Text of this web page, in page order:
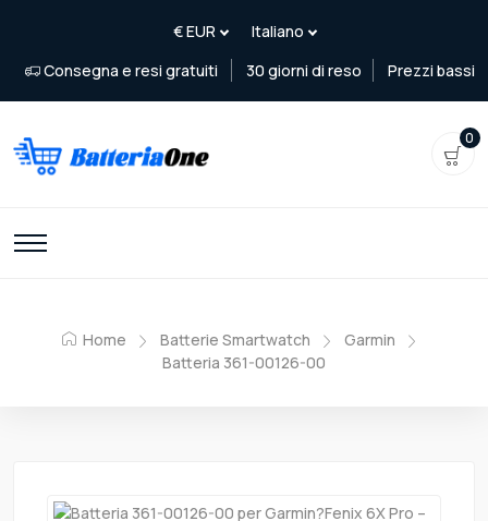
Consegna e resi gratuiti 30 giorni di reso Prezzi bassi
0
Home Batterie Smartwatch
Garmin
Batteria 361-00126-00